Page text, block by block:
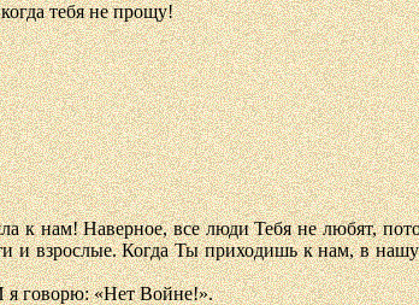
тебя не прощу!
нам! Наверное, все люди Тебя не любят,
и взрослые. Когда Ты приходишь к нам, в
я говорю: «Нет Войне!».